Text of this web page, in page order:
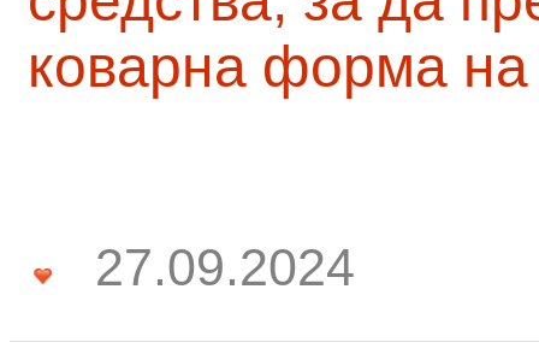
коварна форма на
27.09.2024